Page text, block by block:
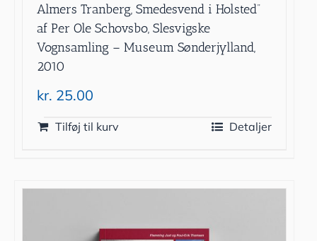
Almers Tranberg, Smedesvend i Holsted”
af Per Ole Schovsbo, Slesvigske
Vognsamling – Museum Sønderjylland,
2010
kr. 25.00
Tilføj til kurv Detaljer